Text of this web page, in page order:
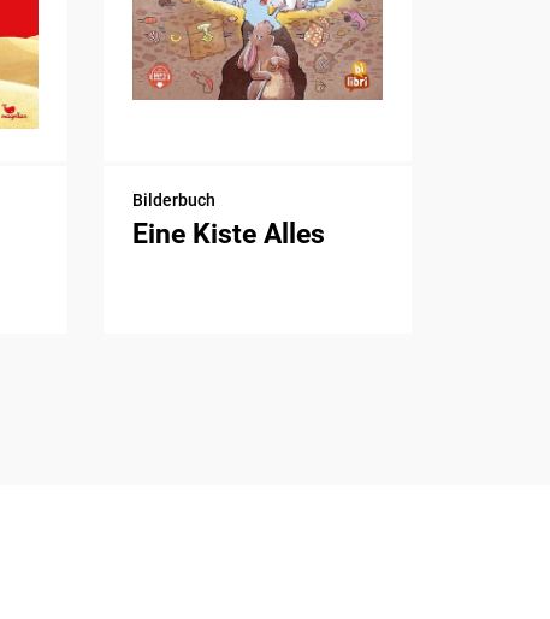
Bilderbuch
Eine Kiste Alles